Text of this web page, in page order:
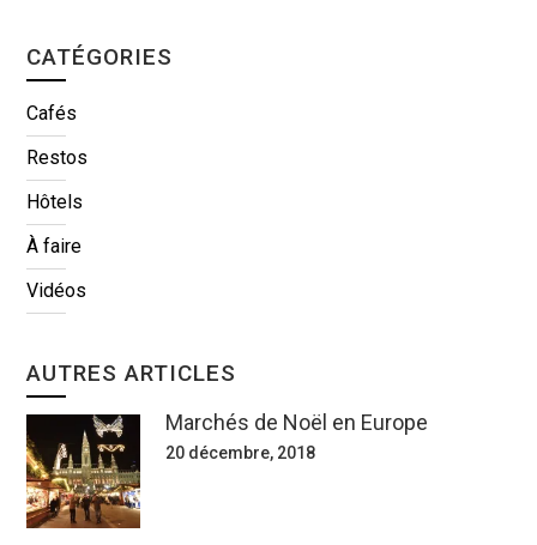
CATÉGORIES
Cafés
Restos
Hôtels
À faire
Vidéos
AUTRES ARTICLES
Marchés de Noël en Europe
20 décembre, 2018